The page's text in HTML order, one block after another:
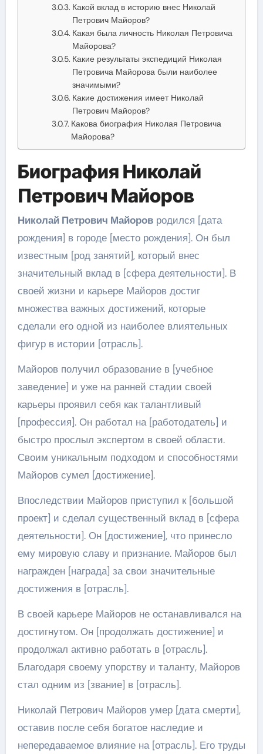
Какой вклад в историю внес Николай
Петрович Майоров?
Какая была личность Николая Петровича
Майорова?
Какие результаты экспедиций Николая
Петровича Майорова были наиболее
значимыми?
Какие достижения имеет Николай
Петрович Майоров?
Какова биография Николая Петровича
Майорова?
Биография Николай
Петрович Майоров
Николай Петрович Майоровродился [дата
рождения] в городе [место рождения]. Он был
известным [род занятий], который внес
значительный вклад в [сфера деятельности]. В
своей жизни и карьере Майоров достиг
множества важных достижений, которые
сделали его одной из наиболее влиятельных
фигур в истории [отрасль].
Майоров получил образование в [учебное
заведение] и уже на ранней стадии своей
карьеры проявил себя как талантливый
[профессия]. Он работал на [работодатель] и
быстро прослыл экспертом в своей области.
Своим уникальным подходом и способностями
Майоров сумел [достижение].
Впоследствии Майоров приступил к [большой
проект] и сделал существенный вклад в [сфера
деятельности]. Он [достижение], что принесло
ему мировую славу и признание. Майоров был
награжден [награда] за свои значительные
достижения в [отрасль].
В своей карьере Майоров не останавливался на
достигнутом. Он [продолжать достижение] и
продолжал активно работать в [отрасль].
Благодаря своему упорству и таланту, Майоров
стал одним из [звание] в [отрасль].
Николай Петрович Майоров умер [дата смерти],
оставив после себя богатое наследие и
непередаваемое влияние на [отрасль]. Его труды